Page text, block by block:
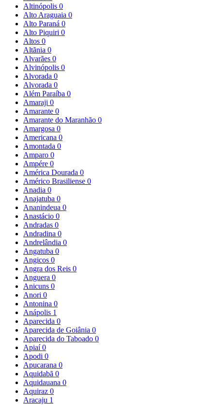
Altinópolis 0
Alto Araguaia 0
Alto Paraná 0
Alto Piquiri 0
Altos 0
Altãnia 0
Alvarães 0
Alvinópolis 0
Alvorada 0
Alvorada 0
Além Paraíba 0
Amaraji 0
Amarante 0
Amarante do Maranhão 0
Amargosa 0
Americana 0
Amontada 0
Amparo 0
Ampére 0
América Dourada 0
Américo Brasiliense 0
Anadia 0
Anajatuba 0
Ananindeua 0
Anastácio 0
Andradas 0
Andradina 0
Andrelândia 0
Angatuba 0
Angicos 0
Angra dos Reis 0
Anguera 0
Anicuns 0
Anori 0
Antonina 0
Anápolis 1
Aparecida 0
Aparecida de Goiânia 0
Aparecida do Taboado 0
Apiaí0
Apodi 0
Apucarana 0
Aquidabã 0
Aquidauana 0
Aquiraz 0
Aracaju 1